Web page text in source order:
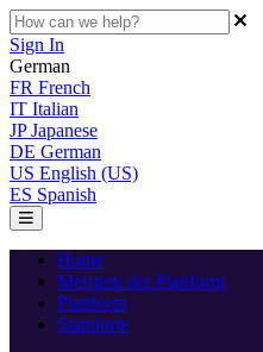
Sign In
German
FR French
IT Italian
JP Japanese
DE German
US English (US)
ES Spanish
Home
Meistern der Plattform
Plattform
Standorte